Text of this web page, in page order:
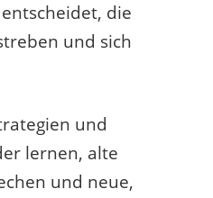
die
und sich
und
lernen, alte
und neue,